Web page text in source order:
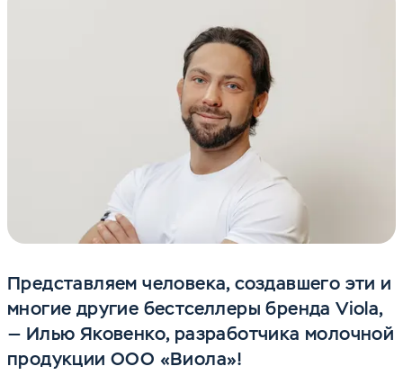
Представляем человека, создавшего эти и
многие другие бестселлеры бренда Viola,
— Илью Яковенко, разработчика молочной
продукции ООО «Виола»!